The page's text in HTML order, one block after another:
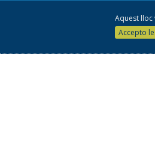
Aquest lloc
Accepto